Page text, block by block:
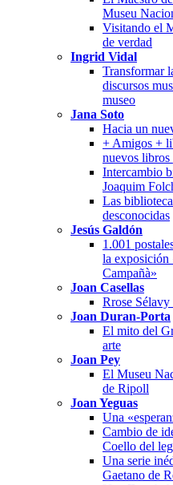
Museu
Visitando el
de verdad
Ingrid Vidal
Transformar
discursos
museo
Jana Soto
Hacia un
+ Amigos +
nuevos
Intercambio
Joaquim
Las
desconocidas
Jesús Galdón
1.001
la
Campañà»
Joan Casellas
Rrose
Joan Duran-Porta
El mito del
arte
Joan Pey
El Museu
de Ripoll
Joan Yeguas
Una
Cambio de
Coello del
Una serie
Gaetano de